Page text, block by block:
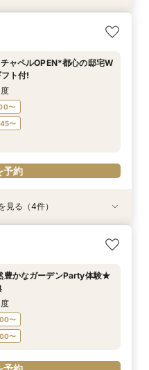
決なし」アップ額が少ない
〜
〜
約
結婚式≫ペットも安心まる
〜
〜
約
付】シェフ渾身和牛コース
〜
〜
約
方】都心で叶う海外ウエ
〜
〜
約
ャペルOPEN*都心の邸宅W
ト付!
〜
〜
予約
方】都心で叶う海外ウエ
〜
〜
決なし」アップ額が少ない
〜
〜
付】シェフ渾身和牛コース
〜
〜
結婚式≫ペットも安心まる
〜
〜
見る（4件）
豊かなガーデンParty体験★
〜
〜